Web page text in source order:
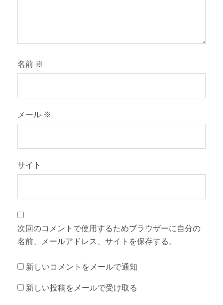
名前 ※
メール ※
サイト
次回のコメントで使用するためブラウザーに自分の
名前、メールアドレス、サイトを保存する。
新しいコメントをメールで通知
新しい投稿をメールで受け取る